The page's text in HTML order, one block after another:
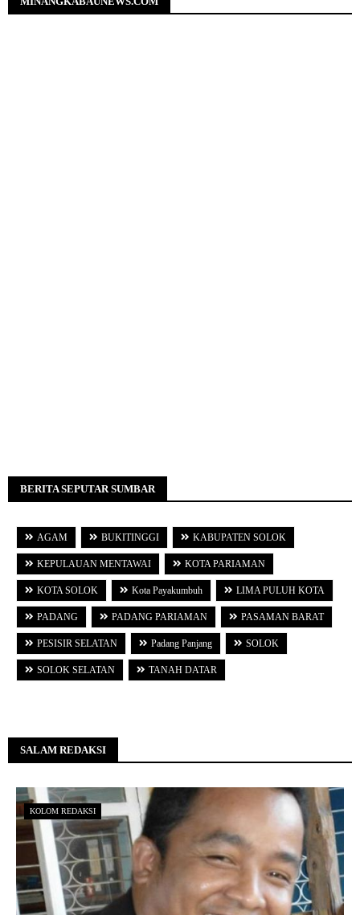
BERITA SEPUTAR SUMBAR
AGAM BUKITINGGI KABUPATEN SOLOK
KEPULAUAN MENTAWAI KOTA PARIAMAN
KOTA SOLOK Kota Payakumbuh LIMA PULUH KOTA
PADANG PADANG PARIAMAN PASAMAN BARAT
PESISIR SELATAN Padang Panjang SOLOK
SOLOK SELATAN TANAH DATAR
SALAM REDAKSI
KOLOM REDAKSI